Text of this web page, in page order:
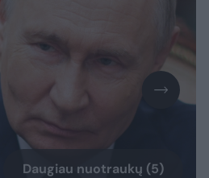
Daugiau nuotraukų (5)